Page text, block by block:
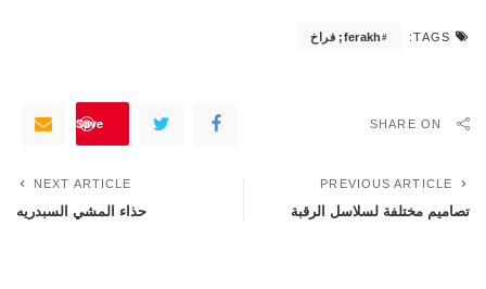
TAGS: ferakh; فراخ
SHARE ON
Save
PREVIOUS ARTICLE
تصاميم مختلفة لسلاسل الرقبة
NEXT ARTICLE
حذاء المشي السبدريه